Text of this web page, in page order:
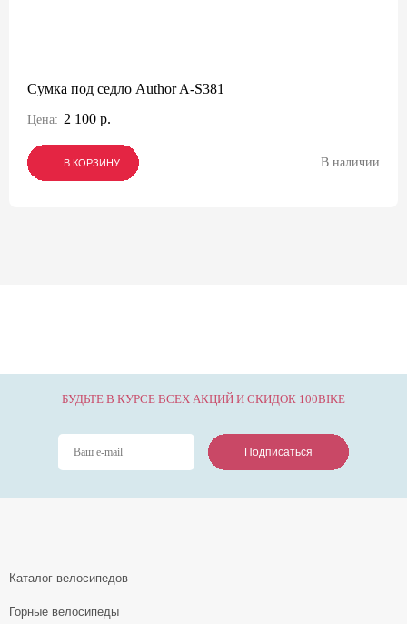
Сумка под седло Author A-S381
Цена: 2 100 р.
В КОРЗИНУ
В КОРЗИНУ
В КОРЗИНУ В наличии
БУДЬТЕ В КУРСЕ ВСЕХ АКЦИЙ И СКИДОК 100BIKE
Подписаться
Подписаться
Подписаться
Каталог велосипедов
Горные велосипеды